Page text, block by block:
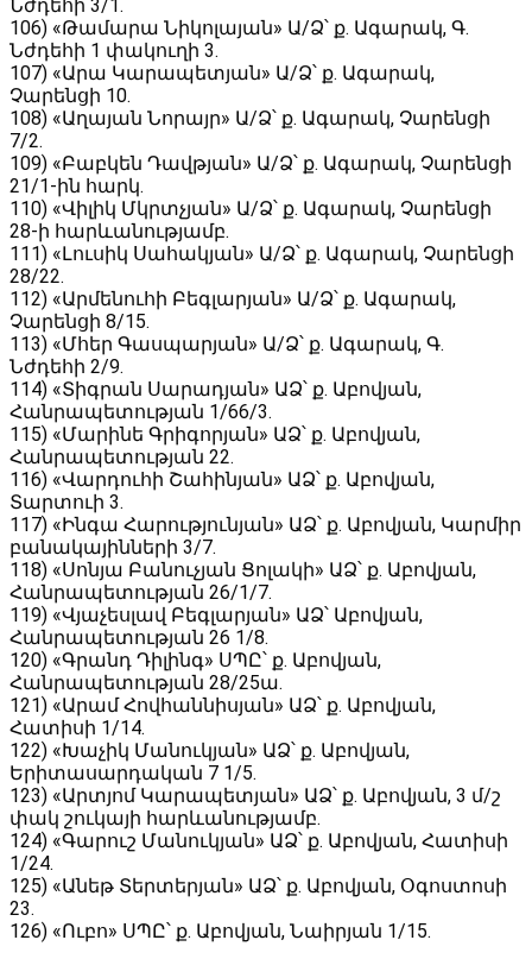
Նժդեհի 3/1.
106) «Թամարա Նիկոլայան» Ա/Ձ՝ ք․ Ագարակ, Գ.
Նժդեհի 1 փակուղի 3.
107) «Արա Կարապետյան» Ա/Ձ՝ ք․ Ագարակ,
Չարենցի 10.
108) «Աղայան Նորայր» Ա/Ձ՝ ք․ Ագարակ, Չարենցի
7/2.
109) «Բաբկեն Դավթյան» Ա/Ձ՝ ք․ Ագարակ, Չարենցի
21/1-ին հարկ.
110) «Վիլիկ Մկրտչյան» Ա/Ձ՝ ք․ Ագարակ, Չարենցի
28-ի հարևանությամբ.
111) «Լուսիկ Սահակյան» Ա/Ձ՝ ք․ Ագարակ, Չարենցի
28/22.
112) «Արմենուհի Բեգլարյան» Ա/Ձ՝ ք․ Ագարակ,
Չարենցի 8/15.
113) «Մհեր Գասպարյան» Ա/Ձ՝ ք․ Ագարակ, Գ․
Նժդեհի 2/9.
114) «Տիգրան Սարադյան» ԱՁ՝ ք․ Աբովյան,
Հանրապետության 1/66/3․
115) «Մարինե Գրիգորյան» ԱՁ՝ ք․ Աբովյան,
Հանրապետության 22․
116) «Վարդուհի Շահինյան» ԱՁ՝ ք․ Աբովյան,
Տարտուի 3․
117) «Ինգա Հարությունյան» ԱՁ՝ ք․ Աբովյան, Կարմիր
բանակայինների 3/7․
118) «Սոնյա Բանուչյան Ցոլակի» ԱՁ՝ ք․ Աբովյան,
Հանրապետության 26/1/7․
119) «Վյաչեսլավ Բեգլարյան» ԱՁ՝ Աբովյան,
Հանրապետության 26 1/8․
120) «Գրանդ Դիլինգ» ՍՊԸ՝ ք․ Աբովյան,
Հանրապետության 28/25ա․
121) «Արամ Հովհաննիսյան» ԱՁ՝ ք․ Աբովյան,
Հատիսի 1/14․
122) «Խաչիկ Մանուկյան» ԱՁ՝ ք․ Աբովյան,
Երիտասարդական 7 1/5․
123) «Արտյոմ Կարապետյան» ԱՁ՝ ք․ Աբովյան, 3 մ/շ
փակ շուկայի հարևանությամբ․
124) «Գարուշ Մանուկյան» ԱՁ՝ ք․ Աբովյան, Հատիսի
1/24․
125) «Անեթ Տերտերյան» ԱՁ՝ ք․ Աբովյան, Օգոստոսի
23․
126) «Ուբո» ՍՊԸ՝ ք․ Աբովյան, Նաիրյան 1/15․